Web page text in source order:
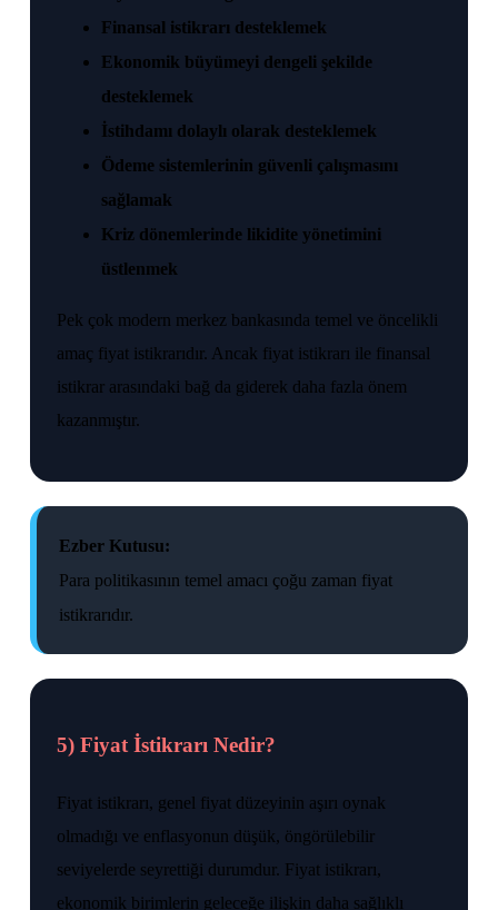
Finansal istikrarı desteklemek
Ekonomik büyümeyi dengeli şekilde
desteklemek
İstihdamı dolaylı olarak desteklemek
Ödeme sistemlerinin güvenli çalışmasını
sağlamak
Kriz dönemlerinde likidite yönetimini
üstlenmek
Pek çok modern merkez bankasında temel ve öncelikli
amaç fiyat istikrarıdır. Ancak fiyat istikrarı ile finansal
istikrar arasındaki bağ da giderek daha fazla önem
kazanmıştır.
Ezber Kutusu:
Para politikasının temel amacı çoğu zaman fiyat
istikrarıdır.
5) Fiyat İstikrarı Nedir?
Fiyat istikrarı, genel fiyat düzeyinin aşırı oynak
olmadığı ve enflasyonun düşük, öngörülebilir
seviyelerde seyrettiği durumdur. Fiyat istikrarı,
ekonomik birimlerin geleceğe ilişkin daha sağlıklı